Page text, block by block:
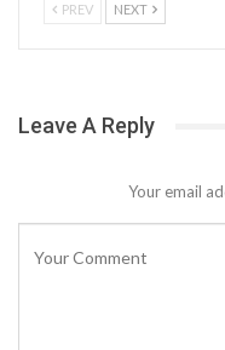
PREV NEXT
Leave A Reply
Your email